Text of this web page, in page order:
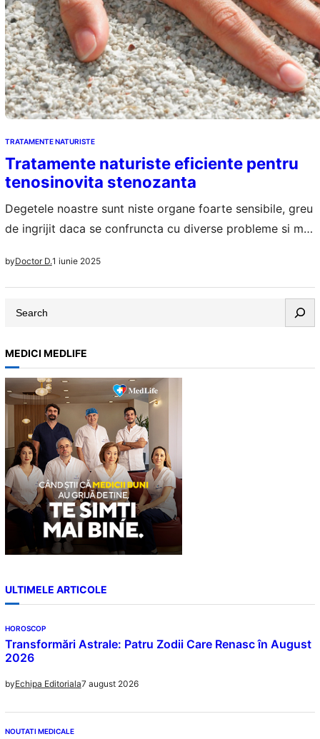
TRATAMENTE NATURISTE
Tratamente naturiste eficiente pentru
tenosinovita stenozanta
Degetele noastre sunt niste organe foarte sensibile, greu
de ingrijit daca se confruncta cu diverse probleme si mai
stenozanta se afla de departe printre cele mai neplacute
afectiuni ce pot sa apara la orice varsta la nivelul
degetelor, mai ales dupa ce am trecut de 40+ ani. Cu…
byDoctor D.1 iunie 2025
a
r
c
h
MEDICI MEDLIFE
ULTIMELE ARTICOLE
HOROSCOP
Transformări Astrale: Patru Zodii Care Renasc în August
2026
byEchipa Editoriala7 august 2026
NOUTATI MEDICALE